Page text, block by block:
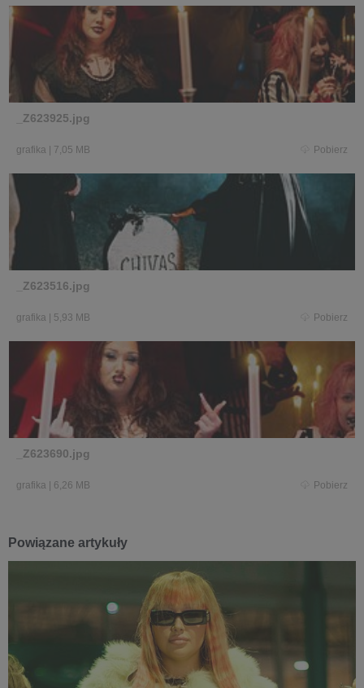
_Z623925.jpg
grafika 7,05 MB Pobierz
_Z623516.jpg
grafika 5,93 MB Pobierz
_Z623690.jpg
grafika 6,26 MB Pobierz
Powiązane artykuły